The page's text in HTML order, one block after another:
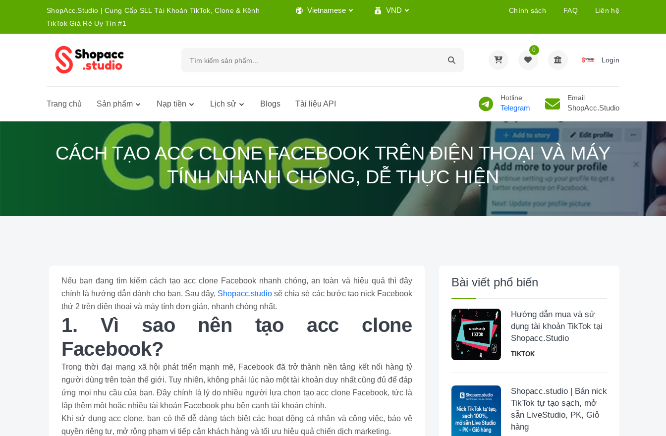
ShopAcc.Studio | Cung Cấp SLL Tài Khoản TikTok, Clone & Kênh
TikTok Giá Rẻ Uy Tín #1
Vietnamese VND Chính sách FAQ Liên hệ
0
Login
Trang chủ Sản phẩm Nạp tiền Lịch sử Blogs Tài liệu API
Hotline
Telegram
Email
ShopAcc.Studio
CÁCH TẠO ACC CLONE FACEBOOK TRÊN ĐIỆN THOẠI VÀ MÁY
TÍNH NHANH CHÓNG, DỄ THỰC HIỆN
Nếu bạn đang tìm kiếm cách tạo acc clone Facebook nhanh chóng, an toàn và hiệu quả thì đây
chính là hướng dẫn dành cho bạn. Sau đây, Shopacc.studio sẽ chia sẻ các bước tạo nick Facebook
thứ 2 trên điện thoại và máy tính đơn giản, nhanh chóng nhất.
1. Vì sao nên tạo acc clone
Facebook?
Trong thời đại mạng xã hội phát triển mạnh mẽ, Facebook đã trở thành nền tảng kết nối hàng tỷ
người dùng trên toàn thế giới. Tuy nhiên, không phải lúc nào một tài khoản duy nhất cũng đủ để đáp
ứng mọi nhu cầu của bạn. Đây chính là lý do nhiều người lựa chọn tạo acc clone Facebook, tức là
lập thêm một hoặc nhiều tài khoản Facebook phụ bên cạnh tài khoản chính.
Khi sử dụng acc clone, bạn có thể dễ dàng tách biệt các hoạt động cá nhân và công việc, bảo vệ
quyền riêng tư, mở rộng phạm vi tiếp cận khách hàng và tối ưu hiệu quả chiến dịch marketing.
Bài viết phổ biến
Hướng dẫn mua và sử
dụng tài khoản TikTok tại
Shopacc.Studio
TIKTOK
Shopacc.studio | Bán nick
TikTok tự tạo sạch, mở
sẵn LiveStudio, PK, Giỏ
hàng